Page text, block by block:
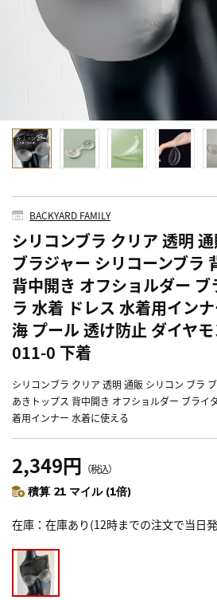
BACKYARD FAMILY
シリコンブラ クリア 透明
ブラジャー シリコーンブラ
背中開き オフショルダー
ラ 水着 ドレス 水着用イン
海 プール 透け防止 ダイヤ
011-0 下着
シリコンブラ クリア 透明 通販 シリコン ブラ
あきトップス 背中開き オフショルダー ブライ
着用インナー 水着に使える
2,349円 （税込）
積算 21 マイル (1倍)
在庫 在庫あり(12時までの注文で当日